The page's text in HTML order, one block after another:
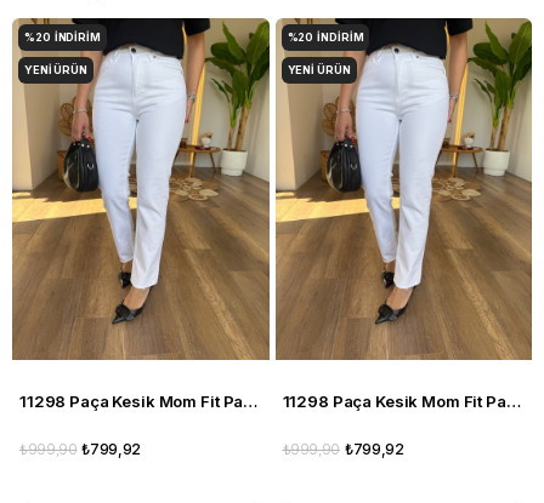
11298 Paça Kesik Mom Fit Pantolon
₺799,92
₺999,90
%20 İNDIRIM
YENI ÜRÜN
11298 Paça Kesik Mom Fit Pantolon
₺799,92
₺999,90
%20 İNDIRIM
YENI ÜRÜN